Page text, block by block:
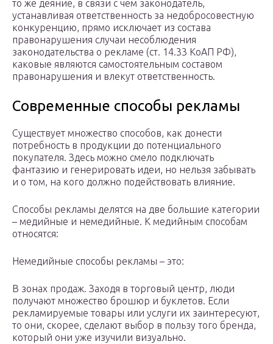
то же деяние, в связи с чем законодатель,
устанавливая ответственность за недобросовестную
конкуренцию, прямо исключает из состава
правонарушения случаи несоблюдения
законодательства о рекламе (ст. 14.33 КоАП РФ),
каковые являются самостоятельным составом
правонарушения и влекут ответственность.
Современные способы рекламы
Существует множество способов, как донести
потребность в продукции до потенциального
покупателя. Здесь можно смело подключать
фантазию и генерировать идеи, но нельзя забывать
и о том, на кого должно подействовать влияние.
Способы рекламы делятся на две большие категории
– медийные и немедийные. К медийным способам
относятся:
Немедийные способы рекламы – это:
В зонах продаж. Заходя в торговый центр, люди
получают множество брошюр и буклетов. Если
рекламируемые товары или услуги их заинтересуют,
то они, скорее, сделают выбор в пользу того бренда,
который они уже изучили визуально.